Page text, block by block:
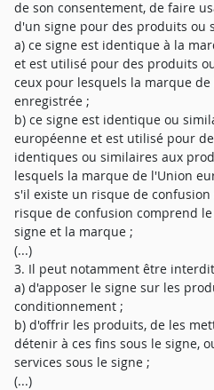
de son consentement, de faire
d'un signe pour des produits ou
a) ce signe est identique à la
et est utilisé pour des produits
ceux pour lesquels la marque
enregistrée ;
b) ce signe est identique ou
européenne et est utilisé pour
identiques ou similaires aux
lesquels la marque de l'Union
s'il existe un risque de
risque de confusion comprend
signe et la marque ;
(...)
3. Il peut notamment être
a) d'apposer le signe sur les
conditionnement ;
b) d'offrir les produits, de les
détenir à ces fins sous le signe,
services sous le signe ;
(...)